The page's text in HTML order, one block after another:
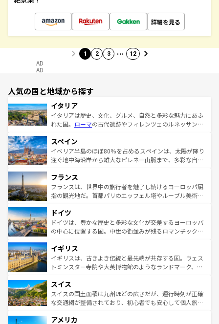
詳細を見る
1 2 3 … 12
AD
AD
人気の国と地域から探す
イタリア
イタリアは歴史、文化、グルメ、自然と多彩な魅力にあふ
れた国。 ローマの古代遺跡やフィレンツェのルネッサンス
ろん、トスカーナの美しい田園風景やアマルフィ海岸の絶
景など、自然景観も見逃せない。観光の合間には、本場の
ピザやパスタなど、絶品のイタリア料理を堪能することも
ませてくれるイタリアで、忘れられない旅をしてみよう！
なお、新着のイタリア情報はコンテンツ一覧 を参照してほ
しい。
スペイン
イベリア半島のほぼ80％を占めるスペインは、太陽が降り
注ぐ地中海沿岸から雄大なピレネー山脈まで、多彩な自然
文化が根付くこの国では、情熱的なフラメンコ、熱気あふ
れる闘牛、そして美味しいタパスが生活の一部となってい
る。首都マドリードの洗練された雰囲気や、バルセロナの
の城塞都市、穏やかなビーチリゾートまで多彩な表情を見
せる。地方によって風土や気候が異なるスペインはその個
性で訪れる人を魅了する。 なお、新着のスペイン情報はコ
フランス
フランスは、世界中の旅行者を魅了し続けるヨーロッパ屈
指の観光地だ。首都パリのエッフェル塔やルーブル美術館
で、幅広い魅力が詰まっている。華麗な宮殿、歴史的な大
聖堂、美しいビーチ、そして豊かな自然が、訪れる者を心
から魅了する。また、フランスは美食の国としても知ら
いる。シャンパンの発祥地であるランス、プロヴァンスの
香り高いラベンダー畑など、多彩な楽しみ方が可能だ。さ
らに、パリ以外の地域にも魅力が溢れており、どの街角に
れる地方に足を運ぶとそれぞれで全く異なる文化を体験で
きるだろう。 なお、新着のフランス情報はコンテンツ一覧
を参照してほしい。
ドイツ
ドイツは、豊かな歴史と多彩な文化が交差するヨーロッパ
の中心に位置する国。中世の街並みが残るロマンチック街
顔を持つこの国は、どこを歩いても飽きることがない。ベ
ルリンの文化的活気、バイエルン州のアルプスの絶景、そ
してライン川沿いのワイン畑といった風景は必見。ビール
は、お酒好きな人にはぜひ体験してほしい。 なお、新着の
ドイツ情報はコンテンツ一覧を参照してほしい。
イギリス
イギリスは、古きよき伝統と最先端が共存する国。ウェス
トミンスター寺院や大英博物館のようなランドマーク、歴
リアごとに異なる魅力がある。また、優雅なアフタヌーン
ティー、ビール好きにはたまらない英国パブ、サッカー観
戦など、本場だからこそできる体験も豊富。イギリスを旅
ンツ一覧を参照してほしい。
スイス
スイスの国土面積は九州ほどの広さだが、運行時刻が正確
な交通網が整備されており、初心者でも安心して個人旅行
の建物がそのまま残る町や、スイスならではのユニークな
アメリカ